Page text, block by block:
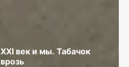
XXI век и мы. Табачок
врозь